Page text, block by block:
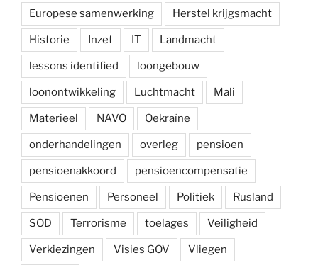
Europese samenwerking Herstel krijgsmacht
Historie Inzet IT Landmacht
lessons identified loongebouw
loonontwikkeling Luchtmacht Mali
Materieel NAVO Oekraïne
onderhandelingen overleg pensioen
pensioenakkoord pensioencompensatie
Pensioenen Personeel Politiek Rusland
SOD Terrorisme toelages Veiligheid
Verkiezingen Visies GOV Vliegen